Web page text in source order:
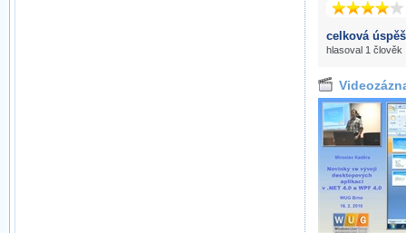
celková
hlasoval 1 člověk